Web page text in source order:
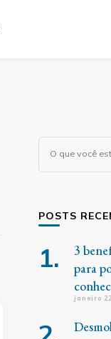
algo?
POSTS
3
para
janeiro